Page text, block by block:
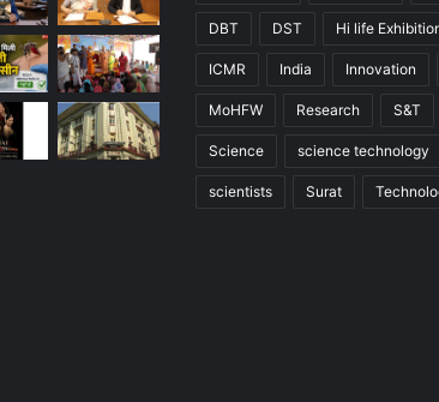
DBT DST Hi life
ICMR India Innovation
MoHFW Research S&T
Science science technology
scientists Surat